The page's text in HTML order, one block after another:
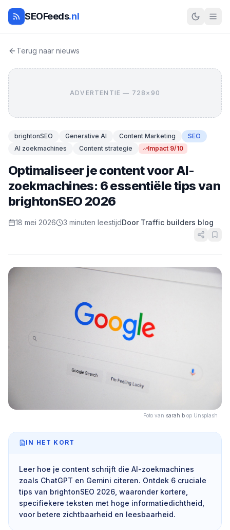
SEOFeeds.nl
Terug naar nieuws
ADVERTENTIE — 728×90
brightonSEO Generative AI Content Marketing
SEO
AI zoekmachines
Content strategie Impact 9/10
Optimaliseer je content voor AI-
zoekmachines: 6 essentiële tips van
brightonSEO 2026
18 mei 2026 3 minuten leestijdDoor Traffic builders blog
Foto van sarah b op Unsplash
IN HET KORT
Leer hoe je content schrijft die AI-zoekmachines
zoals ChatGPT en Gemini citeren. Ontdek 6 cruciale
tips van brightonSEO 2026, waaronder kortere,
specifiekere teksten met hoge informatiedichtheid,
voor betere zichtbaarheid en leesbaarheid.